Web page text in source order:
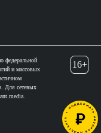
федеральной
и массовых
Для сетевых
16+